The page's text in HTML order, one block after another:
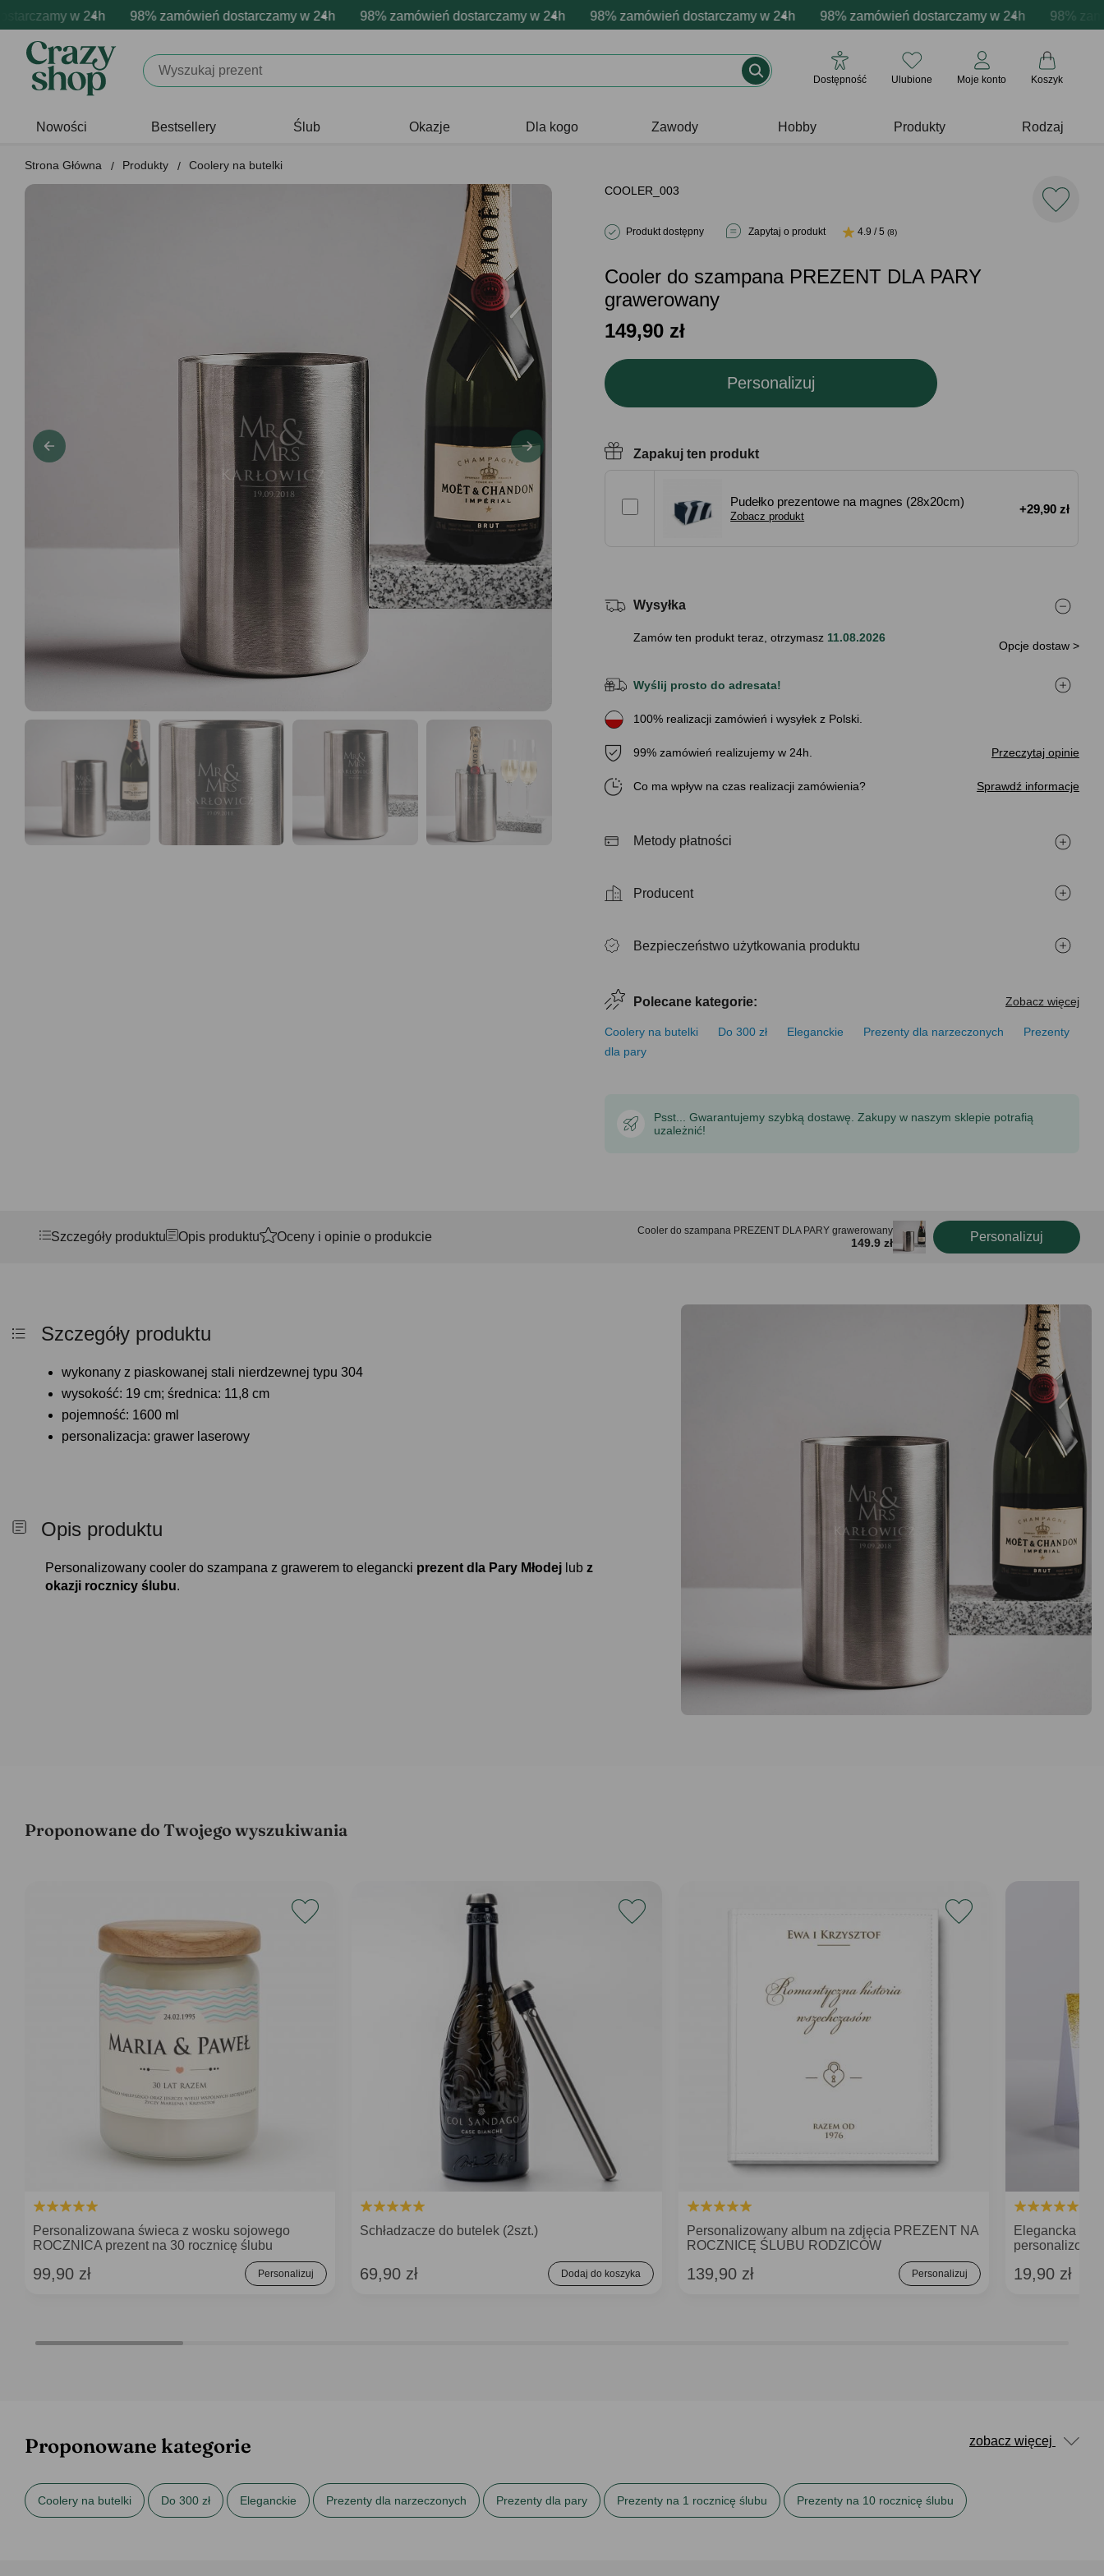
w 24h 98% zamówień dostarczamy w 24h 98% zamówień dostarczamy w 24h 98% zamówień dostarczamy w 24h 98% zamówień dostarczamy w 24h 98%
personalizacja produktów Profesjonalna i darmowa personalizacja produktów Profesjonalna i darmowa personalizacja produktów Profesjonalna i darmowa personalizacja
emocje - zawsze udane prezenty Prezentujemy pozytywne emocje - zawsze udane prezenty Prezentujemy pozytywne emocje - zawsze udane prezenty Prezentujemy
Dostępność Ulubione Moje konto Koszyk
Nowości Bestsellery Ślub Okazje Dla kogo Zawody Hobby Produkty Rodzaj
Strona Główna Produkty
Coolery na butelki
COOLER_003
Produkt dostępny Zapytaj o produkt 4.9 / 5(8)
Cooler do szampana PREZENT DLA PARY
grawerowany
149,90 zł
Personalizuj
Zapakuj ten produkt
Pudełko prezentowe na magnes (28x20cm)
Zobacz produkt
+29,90 zł
Wysyłka
Zamów ten produkt teraz, otrzymasz 11.08.2026
Opcje dostaw >
Wyślij prosto do adresata!
100% realizacji zamówień i wysyłek z Polski.
99% zamówień realizujemy w 24h. Przeczytaj opinie
Co ma wpływ na czas realizacji zamówienia Sprawdź informacje
Metody płatności
Producent
Bezpieczeństwo użytkowania produktu
Polecane kategorie: Zobacz więcej
Coolery na butelki Do 300 zł Eleganckie Prezenty dla narzeczonych
Prezenty
dla pary
Psst... Gwarantujemy szybką dostawę. Zakupy w naszym sklepie potrafią
uzależnić!
Szczegóły produktu Opis produktu Oceny i opinie o produkcie Cooler do szampana PREZENT DLA PARY grawerowany
149.9 zł Personalizuj
Szczegóły produktu
wykonany z piaskowanej stali nierdzewnej typu 304
wysokość: 19 cm; średnica: 11,8 cm
pojemność: 1600 ml
personalizacja: grawer laserowy
Opis produktu
Personalizowany cooler do szampana z grawerem to elegancki prezent dla Pary Młodej lub z
okazji rocznicy ślubu.
Proponowane do Twojego wyszukiwania
Personalizowana świeca z wosku sojowego
ROCZNICA prezent na 30 rocznicę ślubu
99,90 zł Personalizuj
Schładzacze do butelek (2szt.)
69,90 zł Dodaj do koszyka
Personalizowany album na zdjęcia PREZENT NA
ROCZNICĘ ŚLUBU RODZICÓW
139,90 zł Personalizuj
Elegancka
19,90 zł
zobacz więcej
Proponowane kategorie
Coolery na butelki Do 300 zł Eleganckie Prezenty dla narzeczonych Prezenty dla pary Prezenty na 1 rocznicę ślubu Prezenty na 10 rocznicę ślubu